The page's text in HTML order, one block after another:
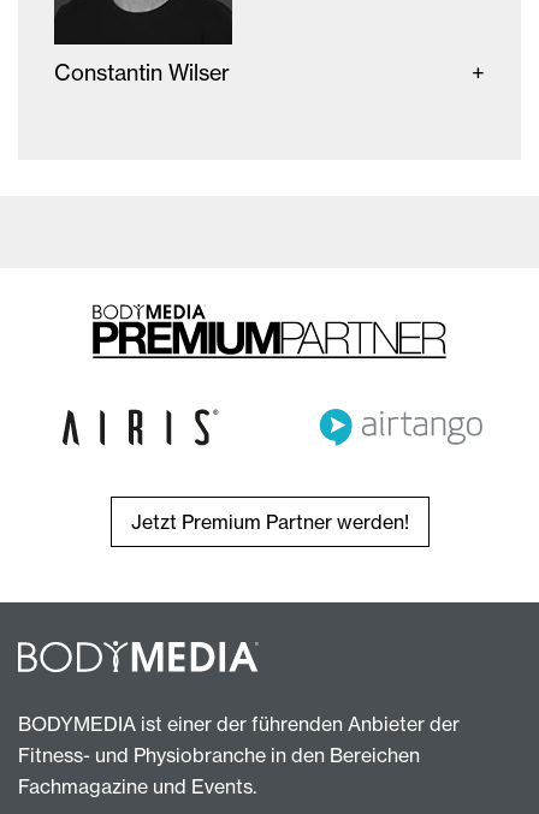
Constantin Wilser
Jetzt Premium Partner werden!
BODYMEDIA ist einer der führenden Anbieter der
Fitness- und Physiobranche in den Bereichen
Fachmagazine und Events.